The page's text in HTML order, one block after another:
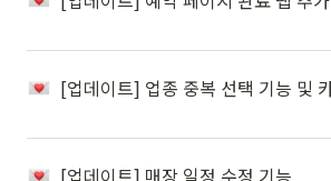
[업데이트] 매장 일정 수정 기능